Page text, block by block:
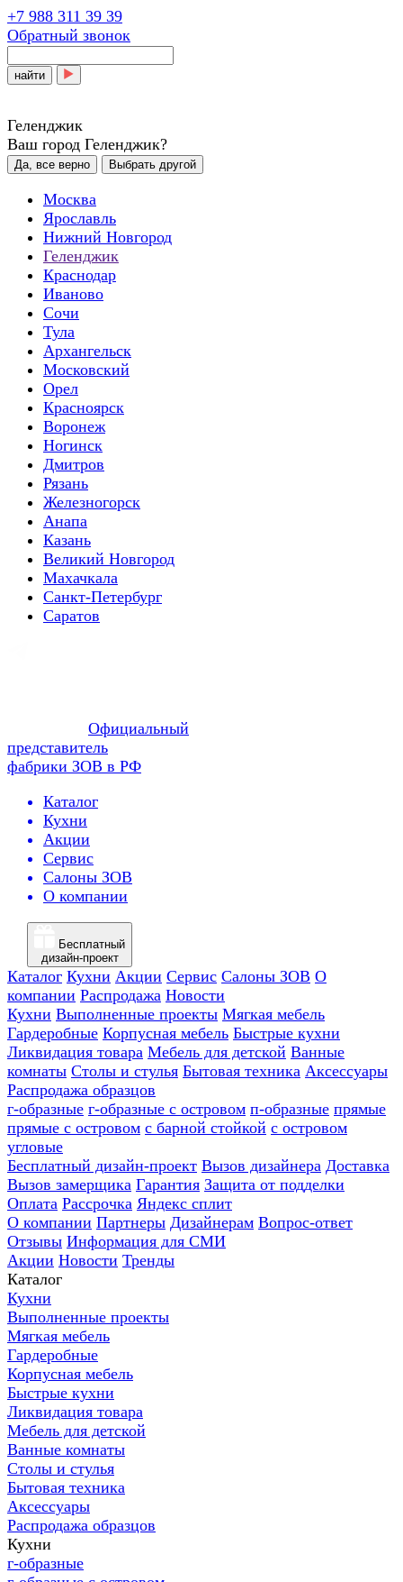
+7 988 311 39 39
Обратный звонок
найти
Геленджик
Ваш город Геленджик?
Да, все верно Выбрать другой
Москва
Ярославль
Нижний Новгород
Геленджик
Краснодар
Иваново
Сочи
Тула
Архангельск
Московский
Орел
Красноярск
Воронеж
Ногинск
Дмитров
Рязань
Железногорск
Анапа
Казань
Великий Новгород
Махачкала
Санкт-Петербург
Саратов
Официальный
представитель
фабрики ЗОВ в РФ
Каталог
Кухни
Акции
Сервис
Салоны ЗОВ
О компании
Бесплатный
дизайн-проект
Каталог Кухни Акции Сервис Салоны ЗОВ О
компании Распродажа Новости
Кухни Выполненные проекты Мягкая мебель
Гардеробные Корпусная мебель Быстрые кухни
Ликвидация товара Мебель для детской Ванные
комнаты Столы и стулья Бытовая техника Аксессуары
Распродажа образцов
г-образные г-образные с островом п-образные прямые
прямые с островом с барной стойкой с островом
угловые
Бесплатный дизайн-проект Вызов дизайнера Доставка
Вызов замерщика Гарантия Защита от подделки
Оплата Рассрочка Яндекс сплит
О компании Партнеры Дизайнерам Вопрос-ответ
Отзывы Информация для СМИ
Акции Новости Тренды
Каталог
Кухни
Выполненные проекты
Мягкая мебель
Гардеробные
Корпусная мебель
Быстрые кухни
Ликвидация товара
Мебель для детской
Ванные комнаты
Столы и стулья
Бытовая техника
Аксессуары
Распродажа образцов
Кухни
г-образные